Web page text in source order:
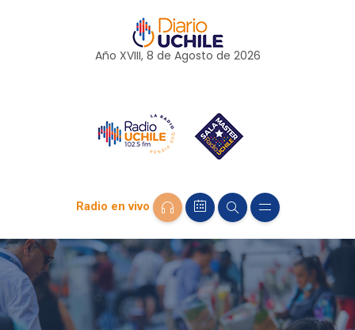
Año XVIII, 8 de Agosto de 2026
Radio en vivo